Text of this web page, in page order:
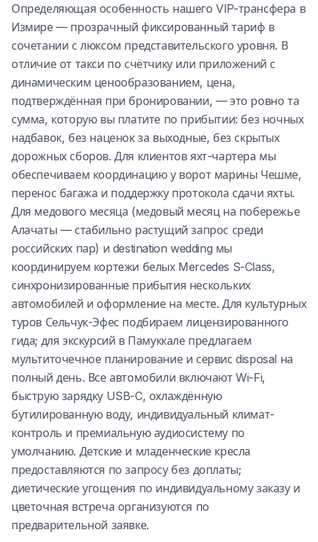
Определяющая особенность нашего VIP-трансфера в
Измире — прозрачный фиксированный тариф в
сочетании с люксом представительского уровня. В
отличие от такси по счётчику или приложений с
динамическим ценообразованием, цена,
подтверждённая при бронировании, — это ровно та
сумма, которую вы платите по прибытии: без ночных
надбавок, без наценок за выходные, без скрытых
дорожных сборов. Для клиентов яхт-чартера мы
обеспечиваем координацию у ворот марины Чешме,
перенос багажа и поддержку протокола сдачи яхты.
Для медового месяца (медовый месяц на побережье
Алачаты — стабильно растущий запрос среди
российских пар) и destination wedding мы
координируем кортежи белых Mercedes S-Class,
синхронизированные прибытия нескольких
автомобилей и оформление на месте. Для культурных
туров Сельчук-Эфес подбираем лицензированного
гида; для экскурсий в Памуккале предлагаем
мультиточечное планирование и сервис disposal на
полный день. Все автомобили включают Wi-Fi,
быструю зарядку USB-C, охлаждённую
бутилированную воду, индивидуальный климат-
контроль и премиальную аудиосистему по
умолчанию. Детские и младенческие кресла
предоставляются по запросу без доплаты;
диетические угощения по индивидуальному заказу и
цветочная встреча организуются по
предварительной заявке.